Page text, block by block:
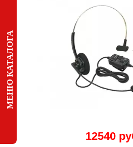
МЕНЮ КАТАЛОГА
12540